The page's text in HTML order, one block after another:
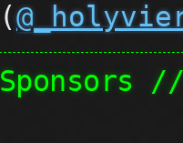
(
Sponsors